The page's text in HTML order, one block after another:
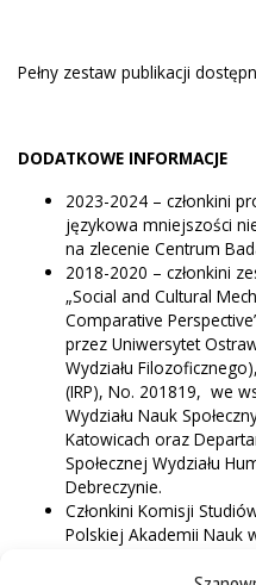
Pełny zestaw publikacji
DODATKOWE INFORMACJE
2023-2024 – członkini
językowa mniejszości
na zlecenie Centrum
2018-2020 – członkini
„Social and Cultural
Comparative
przez Uniwersytet
Wydziału
(IRP), No. 201819, we
Wydziału Nauk
Katowicach oraz
Społecznej Wydziału
Debreczynie.
Członkini Komisji
Polskiej Akademii Nauk